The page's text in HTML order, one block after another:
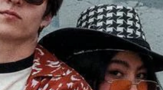
novedades!